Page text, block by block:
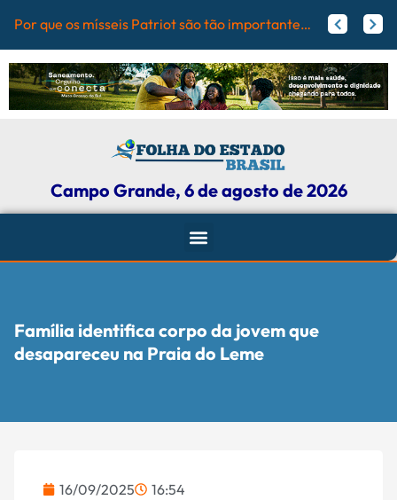
PrefCG e Flamengo pode receber fortuna por Vini Jr.; veja valores
Agressores de mulheres podem ter tornozeleira rosa em Mato Grosso do Sul
Campo Grande, 6 de agosto de 2026
Família identifica corpo da jovem que
desapareceu na Praia do Leme
16/09/2025 16:54